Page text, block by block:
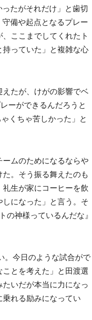
たがそれだけ」と歯切
備や起点となるプレー
ここまでしてくれたト
っていた」と複雑な心
たが、けがの影響でベ
ーができるんだろうと
くちゃ苦しかった」と
ムのためになるならや
。そう振る舞えたのも
礼生が家にコーヒーを飲
になった」と言う。そ
神様っているんだな』
。今日のような試合がで
とを考えた」と田渡選
いだが本当に力になっ
れる励みになってい